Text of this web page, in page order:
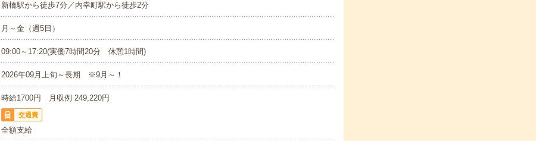
新橋駅から徒歩7分／内幸町駅から徒歩2分
月～金（週5日）
09:00～17:20(実働7時間20分 休憩1時間)
2026年09月上旬～長期 ※9月～！
時給1700円 月収例 249,220円
交通費
全額支給